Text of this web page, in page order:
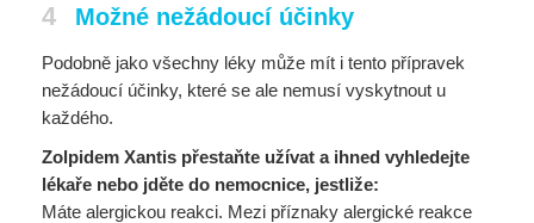
4 Možné nežádoucí účinky
Podobně jako všechny léky může mít i tento přípravek
nežádoucí účinky, které se ale nemusí vyskytnout u
každého.
Zolpidem Xantis přestaňte užívat a ihned vyhledejte
lékaře nebo jděte do nemocnice, jestliže:
Máte alergickou reakci. Mezi příznaky alergické reakce